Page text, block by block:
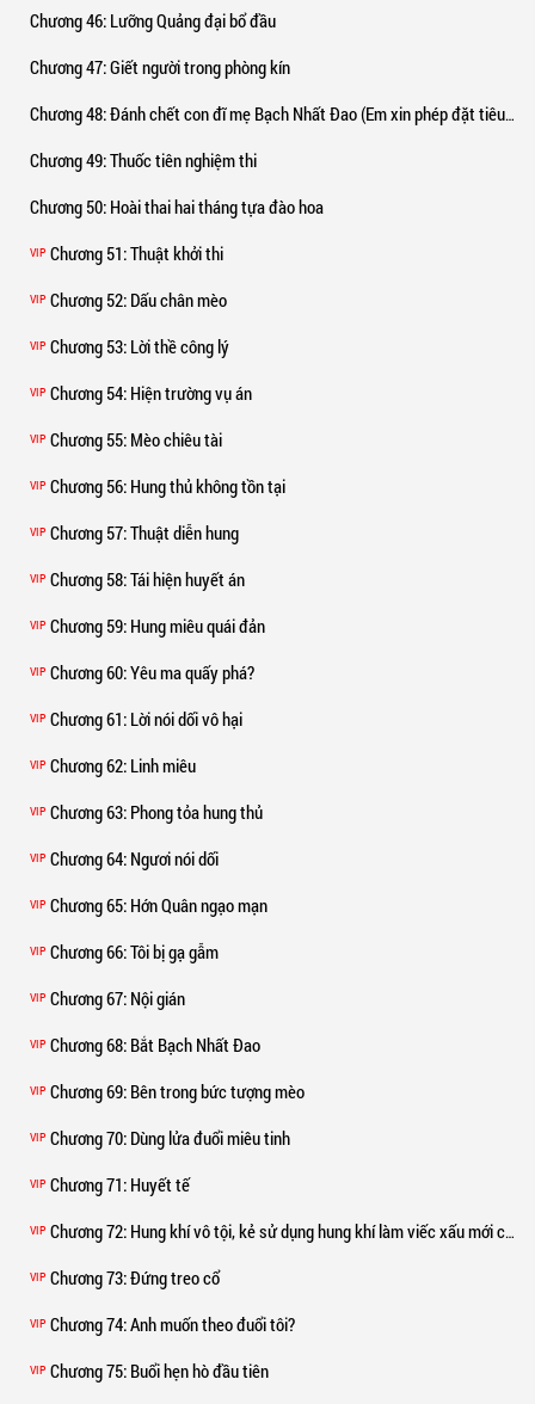
Chương 46: Lưỡng Quảng đại bổ đầu
Chương 47: Giết người trong phòng kín
Chương 48: Đánh chết con đĩ mẹ Bạch Nhất Đao (Em xin phép đặt tiêu đề chap này như trên cho hả dạ kk)
Chương 49: Thuốc tiên nghiệm thi
Chương 50: Hoài thai hai tháng tựa đào hoa
VIP Chương 51: Thuật khởi thi
VIP Chương 52: Dấu chân mèo
VIP Chương 53: Lời thề công lý
VIP Chương 54: Hiện trường vụ án
VIP Chương 55: Mèo chiêu tài
VIP Chương 56: Hung thủ không tồn tại
VIP Chương 57: Thuật diễn hung
VIP Chương 58: Tái hiện huyết án
VIP Chương 59: Hung miêu quái đản
VIP Chương 60: Yêu ma quấy phá?
VIP Chương 61: Lời nói dối vô hại
VIP Chương 62: Linh miêu
VIP Chương 63: Phong tỏa hung thủ
VIP Chương 64: Ngươi nói dối
VIP Chương 65: Hớn Quân ngạo mạn
VIP Chương 66: Tôi bị gạ gẫm
VIP Chương 67: Nội gián
VIP Chương 68: Bắt Bạch Nhất Đao
VIP Chương 69: Bên trong bức tượng mèo
VIP Chương 70: Dùng lửa đuổi miêu tinh
VIP Chương 71: Huyết tế
VIP Chương 72: Hung khí vô tội, kẻ sử dụng hung khí làm viếc xấu mới có tội
VIP Chương 73: Đứng treo cổ
VIP Chương 74: Anh muốn theo đuổi tôi?
VIP Chương 75: Buổi hẹn hò đầu tiên